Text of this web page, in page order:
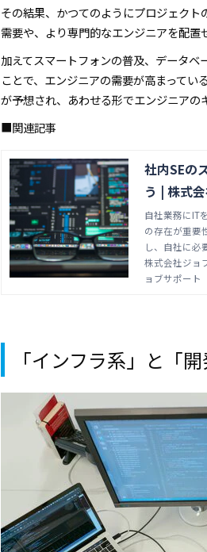
その結果、かつてのようにプロジェク
需要や、より専門的なエンジニアを配置
加えてスマートフォンの普及、データ
ことで、エンジニアの需要が高まって
が予想され、あわせる形でエンジニアの
■関連記事
社内SEの
う | 株式
研修
自社業務にIT
の存在が重要
し、自社に必
株式会社ジョ
ョブサポート
「インフラ系」と「